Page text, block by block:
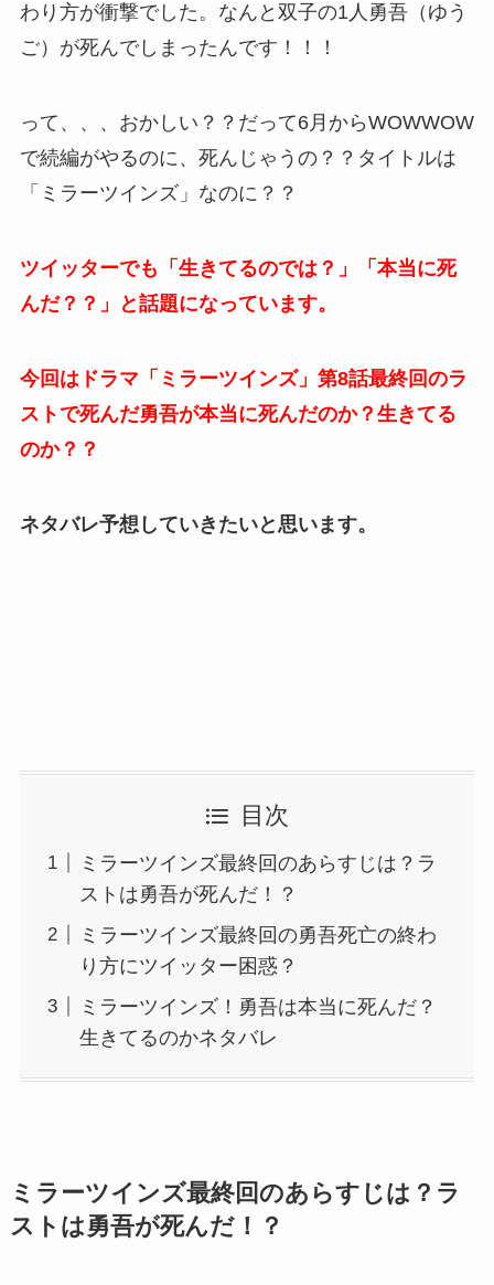
わり方が衝撃でした。なんと双子の1人勇吾（ゆう
ご）が死んでしまったんです！！！
って、、、おかしい？？だって6月からWOWWOW
で続編がやるのに、死んじゃうの？？タイトルは
「ミラーツインズ」なのに？？
ツイッターでも「生きてるのでは？」「本当に死
んだ？？」と話題になっています。
今回はドラマ「ミラーツインズ」第8話最終回のラ
ストで死んだ勇吾が本当に死んだのか？生きてる
のか？？
ネタバレ予想していきたいと思います。
目次
ミラーツインズ最終回のあらすじは？ラ
ストは勇吾が死んだ！？
ミラーツインズ最終回の勇吾死亡の終わ
り方にツイッター困惑？
ミラーツインズ！勇吾は本当に死んだ？
生きてるのかネタバレ
ミラーツインズ最終回のあらすじは？ラ
ストは勇吾が死んだ！？